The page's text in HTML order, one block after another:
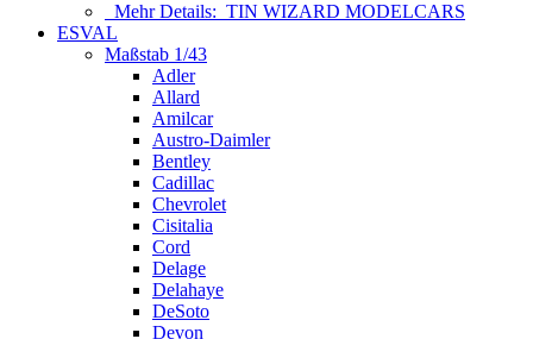
Mehr Details: TIN WIZARD MODELCARS
ESVAL
Maßstab 1/43
Adler
Allard
Amilcar
Austro-Daimler
Bentley
Cadillac
Chevrolet
Cisitalia
Cord
Delage
Delahaye
DeSoto
Devon